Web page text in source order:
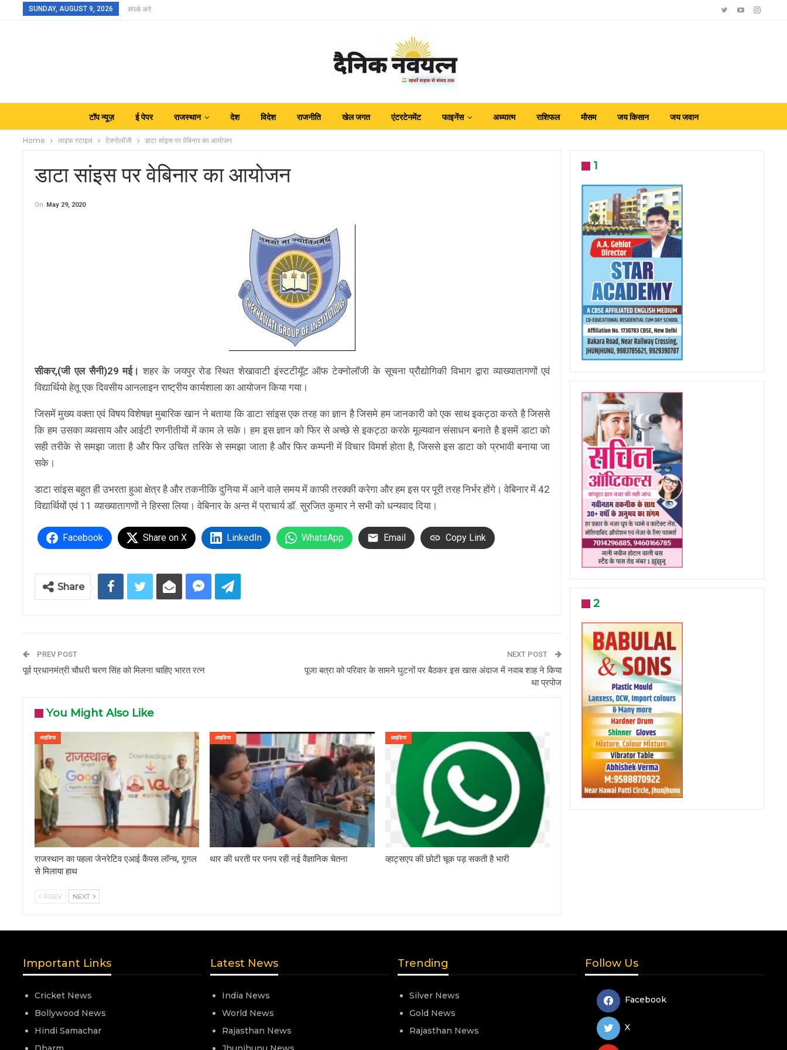
SUNDAY, AUGUST 9, 2026 संपर्क करे
टॉप न्यूज़ ई पेपर राजस्थान देश विदेश राजनीति खेल जगत एंटरटेनमेंट फाइनेंस अध्यात्म राशिफल मौसम जय किसान जय जवान
Home लाइफ स्टाइल टेक्नोलॉजी डाटा सांइस पर वेबिनार का आयोजन
डाटा सांइस पर वेबिनार का आयोजन
On May 29, 2020
सीकर,(जी एल सैनी)29 मई। शहर के जयपुर रोड स्थित शेखावाटी इंस्टटीयॅूट ऑफ टेक्नोलॉजी के सूचना प्रौद्योगिकी विभाग द्वारा व्याख्यातागणों एवं
विद्यार्थियो हेतू एक दिवसीय आनलाइन राष्ट्रीय कार्यशाला का आयोजन किया गया।
जिसमें मुख्य वक्ता एवं विषय विशेषज्ञ मुबारिक खान ने बताया कि डाटा सांइस एक तरह का ज्ञान है जिसमे हम जानकारी को एक साथ इकट्ठा करते है जिससे
कि हम उसका व्यवसाय और आईटी रणनीतीयों में काम ले सके। हम इस ज्ञान को फिर से अच्छे से इकट्ठा करके मूल्यवान संसाधन बनाते है इसमें डाटा को
सही तरीके से समझा जाता है और फिर उचित तरिके से समझा जाता है और फिर कम्पनी में विचार विमर्श होता है, जिससे इस डाटा को प्रभावी बनाया जा
सके।
डाटा सांइस बहुत ही उभरता हुआ क्षेत्र है और तकनीकि दुनिया में आने वाले समय में काफी तरक्की करेगा और हम इस पर पूरी तरह निर्भर होंगे। वेबिनार में 42
विद्यार्थियों एवं 11 व्याख्यातागणों ने हिस्सा लिया। वेबिनार के अन्त में प्राचार्य डॉ. सुरजित कुमार ने सभी को धन्यवाद दिया।
Facebook Share on X LinkedIn WhatsApp Email Copy Link
Share
PREV POST
पूर्व प्रधानमंत्री चौधरी चरण सिंह को मिलना चाहिए भारत रत्न
NEXT POST
पूजा बत्रा को परिवार के सामने घुटनों पर बैठकर इस खास अंदाज में नवाब शाह ने किया
था प्रपोज
You Might Also Like
आइडिया
राजस्थान का पहला जेनरेटिव एआई कैंपस लॉन्च, गूगल
से मिलाया हाथ
आइडिया
थार की धरती पर पनप रही नई वैज्ञानिक चेतना
आइडिया
व्हाट्सएप की छोटी चूक पड़ सकती है भारी
PREV NEXT
1
2
Important Links
Cricket News
Bollywood News
Hindi Samachar
Latest News
India News
World News
Rajasthan News
Trending
Silver News
Gold News
Rajasthan News
Follow Us
Facebook
X